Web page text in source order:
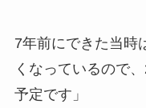
7年前にできた当時
くなっているので
予定です」